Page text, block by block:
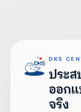
DKS
ประส
ออกแ
จริง